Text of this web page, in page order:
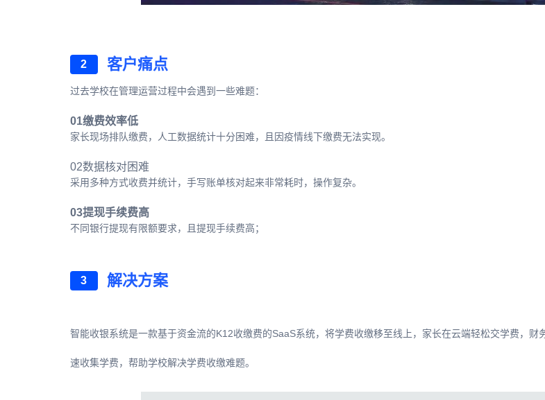
2 客户痛点
过去学校在管理运营过程中会遇到一些难题：
01缴费效率低
家长现场排队缴费，人工数据统计十分困难，且因疫情线下缴费无法实现。
02数据核对困难
采用多种方式收费并统计，手写账单核对起来非常耗时，操作复杂。
03提现手续费高
不同银行提现有限额要求，且提现手续费高；
3 解决方案
智能收银系统是一款基于资金流的K12收缴费的SaaS系统，将学费收缴移至线上，家长在云端轻松交学费，财
速收集学费，帮助学校解决学费收缴难题。